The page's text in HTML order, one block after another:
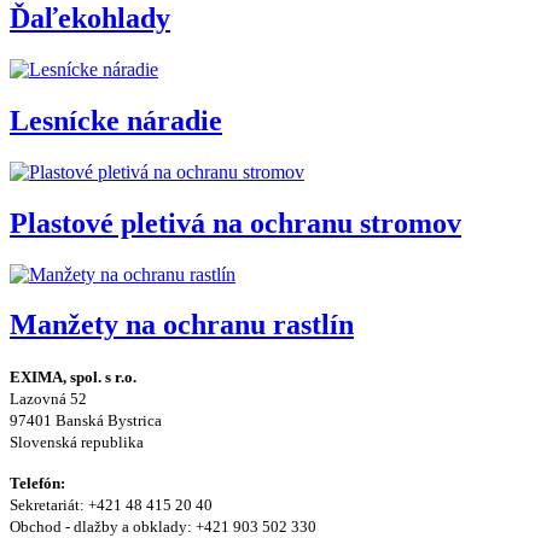
Ďaľekohlady
Lesnícke náradie
Plastové pletivá na ochranu stromov
Manžety na ochranu rastlín
EXIMA, spol. s r.o.
Lazovná 52
97401 Banská Bystrica
Slovenská republika
Telefón:
Sekretariát: +421 48 415 20 40
Obchod - dlažby a obklady: +421 903 502 330